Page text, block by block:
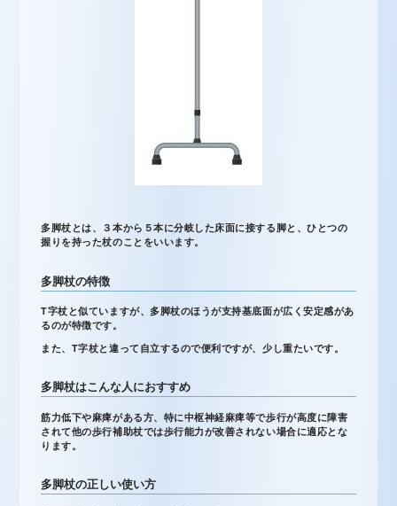
多脚杖とは、３本から５本に分岐した床面に接する脚と、ひとつの
握りを持った杖のことをいいます。
多脚杖の特徴
T字杖と似ていますが、多脚杖のほうが支持基底面が広く安定感があ
るのが特徴です。
また、T字杖と違って自立するので便利ですが、少し重たいです。
多脚杖はこんな人におすすめ
筋力低下や麻痺がある方、特に中枢神経麻痺等で歩行が高度に障害
されて他の歩行補助杖では歩行能力が改善されない場合に適応とな
ります。
多脚杖の正しい使い方